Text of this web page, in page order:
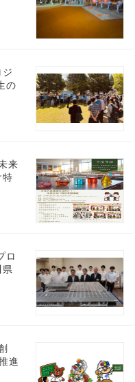
ジ
の
来
特
ロ
県
進